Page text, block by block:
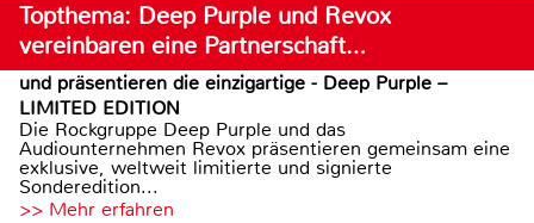
Topthema: Deep Purple und Revox
vereinbaren eine Partnerschaft…
und präsentieren die einzigartige - Deep Purple –
LIMITED EDITION
Die Rockgruppe Deep Purple und das
Audiounternehmen Revox präsentieren gemeinsam eine
exklusive, weltweit limitierte und signierte
Sonderedition...
>> Mehr erfahren